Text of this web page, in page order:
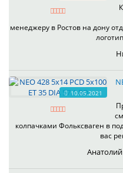
менеджеру в Ростов на дону
10.05.2021
колпачками Фольксваген в
вас